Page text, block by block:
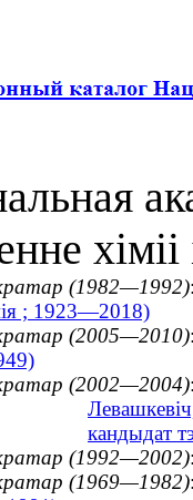
(1982—1992)
; 1923—2018)
(2005—2010)
(2002—2004)
кандыдат
(1992—2002)
(1969—1982)